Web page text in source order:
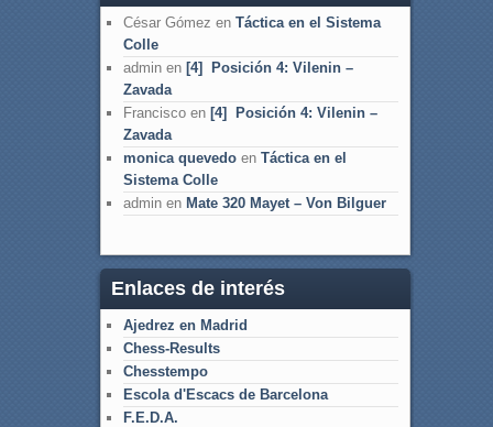
César Gómez en Táctica en el Sistema
Colle
adminen [4] Posición 4: Vilenin –
Zavada
Franciscoen [4] Posición 4: Vilenin –
Zavada
monica quevedoen Táctica en el
Sistema Colle
adminen Mate 320 Mayet – Von Bilguer
Enlaces de interés
Ajedrez en Madrid
Chess-Results
Chesstempo
Escola d'Escacs de Barcelona
F.E.D.A.